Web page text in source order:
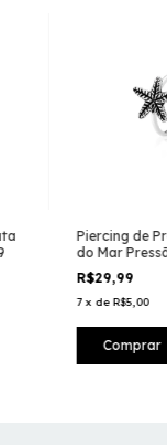
Piercing de
do Mar
PRC00007
R$29,99
7 x de R$5,00